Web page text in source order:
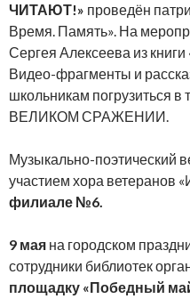
ЧИТАЮТ!» проведён
Время. Память». На
Сергея Алексеева из
Видео-фрагменты и
школьникам погрузиться в
ВЕЛИКОМ СРАЖЕНИИ.
Музыкально-поэтический
участием хора ветеранов
филиале №6.
9 мая на городском
сотрудники библиотек
площадку «Победный